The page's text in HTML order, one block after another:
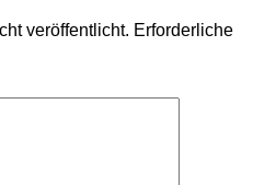
veröffentlicht. Erforderliche